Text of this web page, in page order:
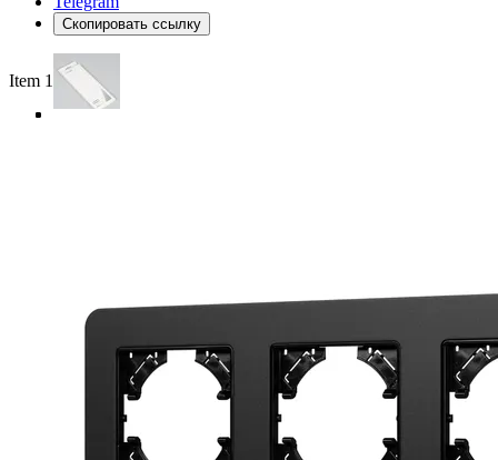
Скопировать ссылку
Item 1 of 4